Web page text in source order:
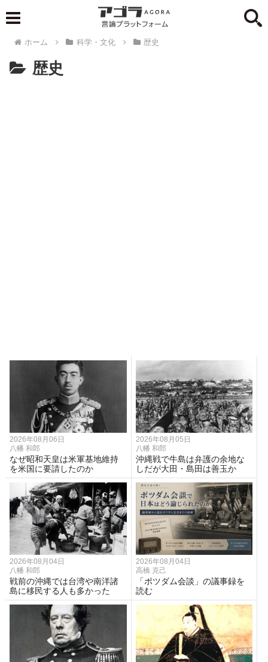
ホーム 科学・文化 歴史
歴史
2026年08月06日
八幡 和郎
なぜ昭和天皇は米軍基地維持
を米国に要請したのか
2026年08月05日
八幡 和郎
沖縄戦で牛島は弁護の余地な
しだが大田・島田は善玉か
2026年08月04日
八幡 和郎
戦前の沖縄では台湾や南洋諸
島に移民する人も多かった
2026年08月04日
高橋 克己
「ポツダム会談」の議事録を
読む